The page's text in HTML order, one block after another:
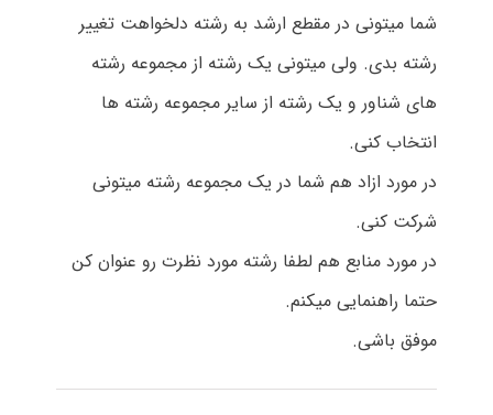
شما میتونی در مقطع ارشد به رشته دلخواهت تغییر
رشته بدی. ولی میتونی یک رشته از مجموعه رشته
های شناور و یک رشته از سایر مجموعه رشته ها
انتخاب کنی.
در مورد ازاد هم شما در یک مجموعه رشته میتونی
شرکت کنی.
در مورد منابع هم لطفا رشته مورد نظرت رو عنوان کن
حتما راهنمایی میکنم.
موفق باشی.